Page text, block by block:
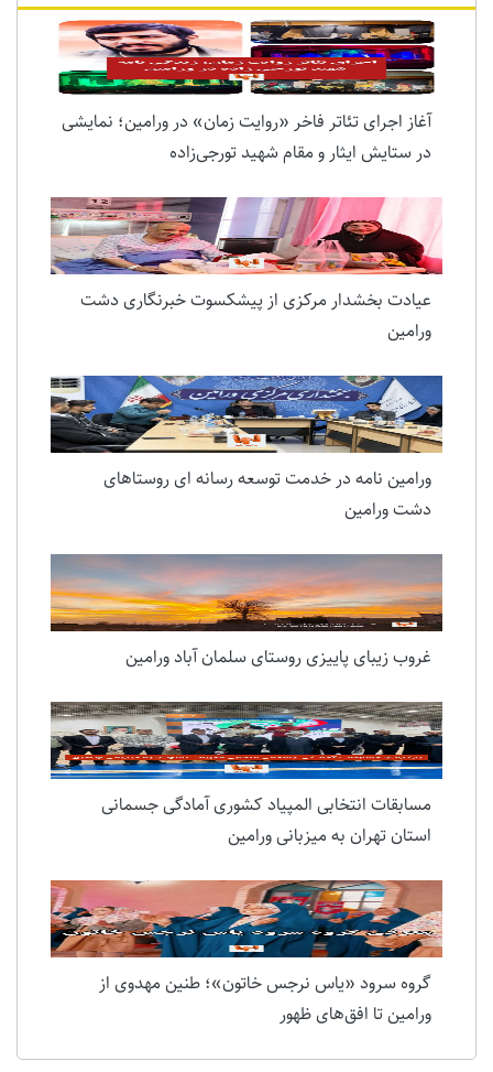
آغاز اجرای تئاتر فاخر «روایت زمان» در ورامین؛ نمایشی
در ستایش ایثار و مقام شهید تورجی‌زاده
عیادت بخشدار مرکزی از پیشکسوت خبرنگاری دشت
ورامین
ورامین نامه در خدمت توسعه رسانه ای روستاهای
دشت ورامین
غروب زیبای پاییزی روستای سلمان آباد ورامین
مسابقات انتخابی المپیاد کشوری آمادگی جسمانی
استان تهران به میزبانی ورامین
گروه سرود «یاس نرجس خاتون»؛ طنین مهدوی از
ورامین تا افق‌های ظهور